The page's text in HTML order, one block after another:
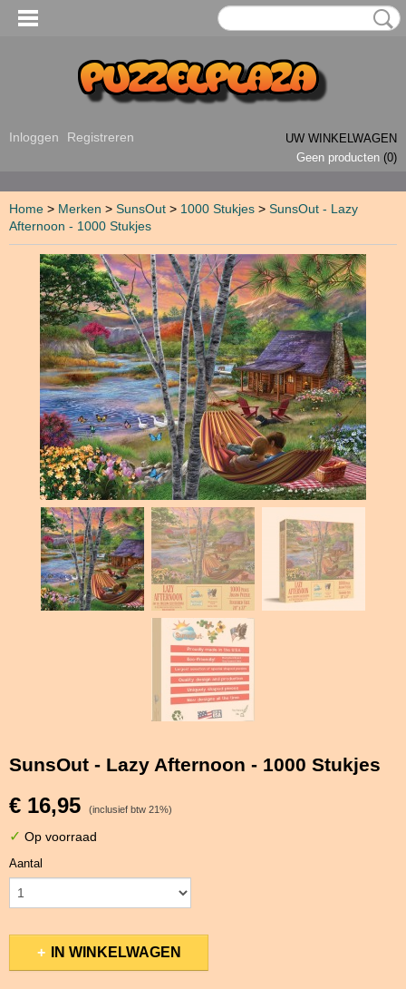
Inloggen Registreren
UW WINKELWAGEN
Geen producten (0)
Home > Merken > SunsOut > 1000 Stukjes > SunsOut - Lazy
Afternoon - 1000 Stukjes
SunsOut - Lazy Afternoon - 1000 Stukjes
€ 16,95 (inclusief btw 21%)
✓ Op voorraad
Aantal
IN WINKELWAGEN